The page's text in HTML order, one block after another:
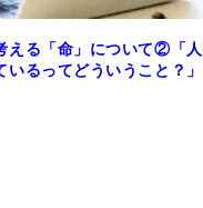
える「命」について②「人
るってどういうこと？」